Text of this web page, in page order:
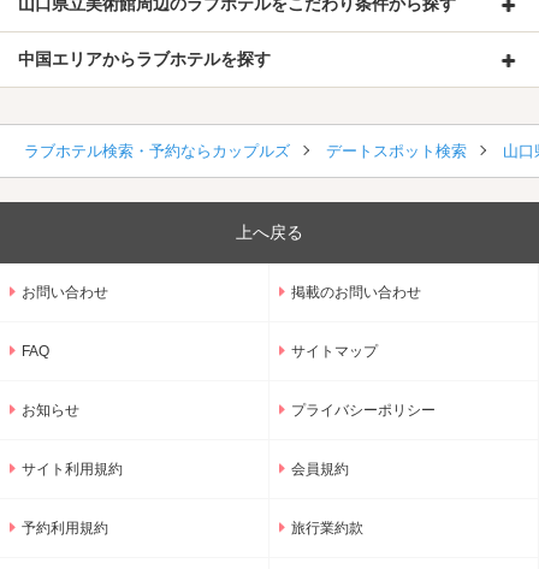
山口県立美術館周辺のラブホテルをこだわり条件から探す
中国エリアからラブホテルを探す
ラブホテル検索・予約ならカップルズ デートスポット検索 山口
上へ戻る
お問い合わせ 掲載のお問い合わせ
FAQ サイトマップ
お知らせ プライバシーポリシー
サイト利用規約 会員規約
予約利用規約 旅行業約款